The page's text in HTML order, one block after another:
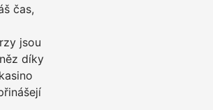
čas,
jsou
díky